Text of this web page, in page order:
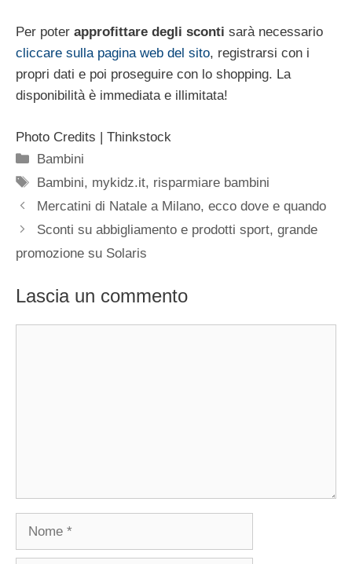
Per poter approfittare degli sconti sarà necessario
cliccare sulla pagina web del sito, registrarsi con i
propri dati e poi proseguire con lo shopping. La
disponibilità è immediata e illimitata!
Photo Credits | Thinkstock
Categorie
Bambini
Tag
Bambini, mykidz.it, risparmiare bambini
Mercatini di Natale a Milano, ecco dove e quando
Sconti su abbigliamento e prodotti sport, grande
promozione su Solaris
Lascia un commento
Nome